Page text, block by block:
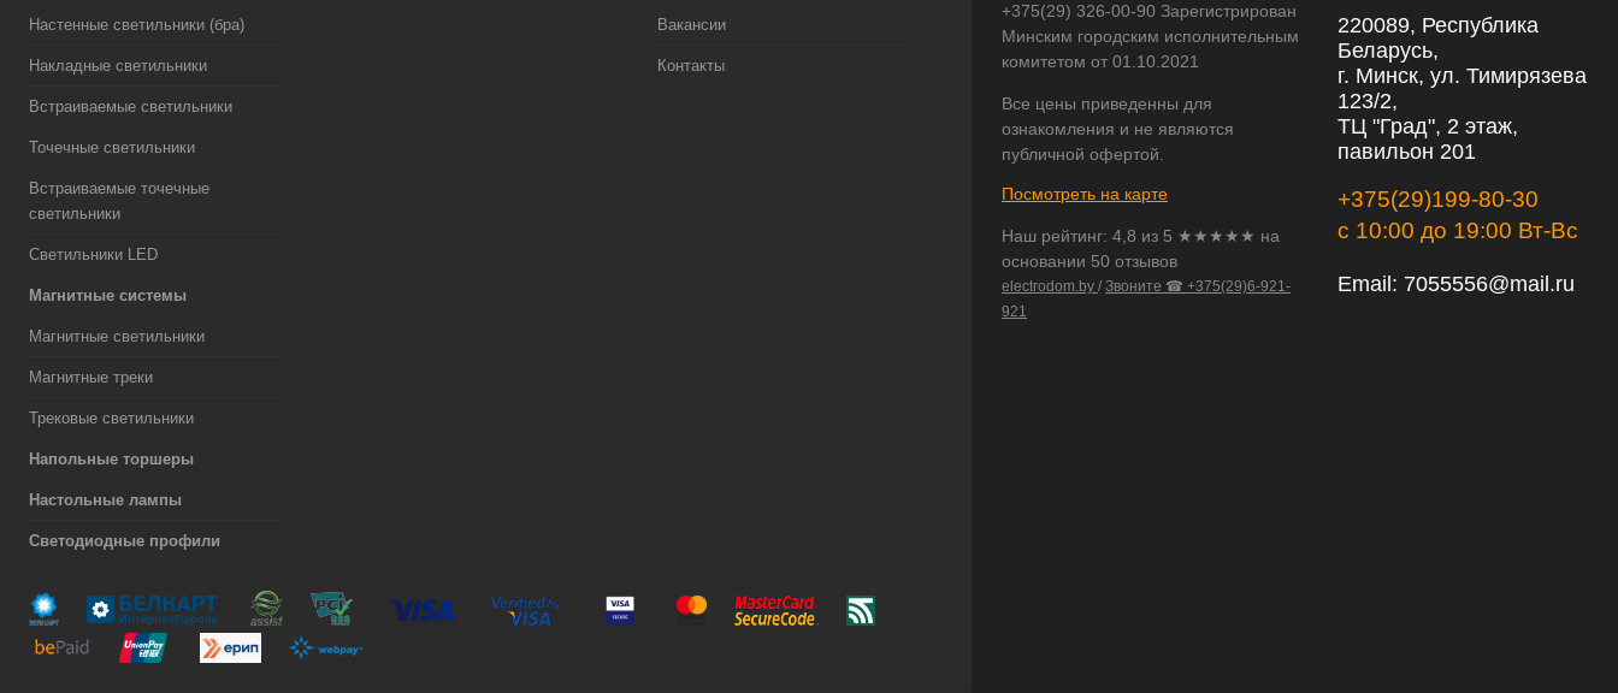
Настенные светильники (бра)
Накладные светильники
Встраиваемые светильники
Точечные светильники
Встраиваемые точечные
светильники
Светильники LED
Магнитные системы
Магнитные светильники
Магнитные треки
Трековые светильники
Напольные торшеры
Настольные лампы
Светодиодные профили
Вакансии
Контакты
+375(29) 326-00-90 Зарегистрирован
Минским городским исполнительным
комитетом от 01.10.2021
Все цены приведенны для
ознакомления и не являются
публичной офертой.
Посмотреть на карте
Наш рейтинг: 4,8 из 5 ★★★★★ на
основании 50 отзывов
electrodom.by / Звоните ☎ +375(29)6-921-
921
220089, Республика
Беларусь,
г. Минск, ул. Тимирязева
123/2,
ТЦ "Град", 2 этаж,
павильон 201
+375(29)199-80-30
с 10:00 до 19:00 Вт-Вс
Email: 7055556@mail.ru